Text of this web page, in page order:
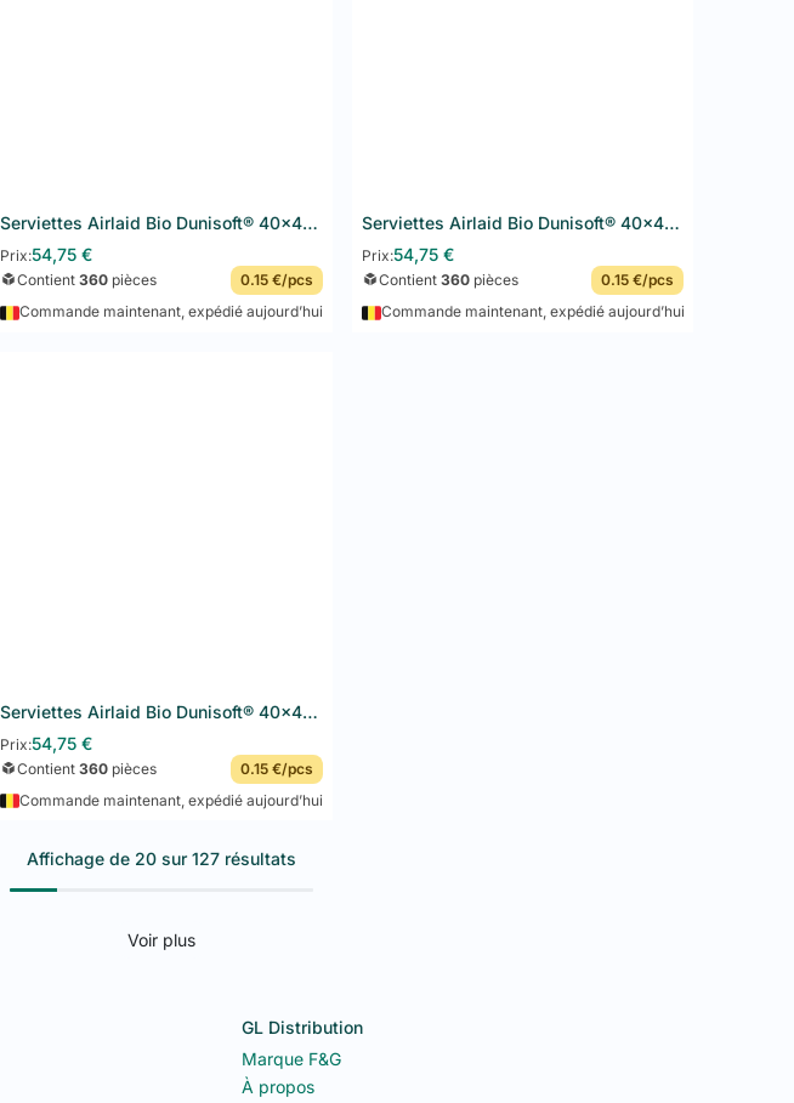
Serviettes Airlaid Bio Dunisoft® 40x40 cm 360PCS Leaf Green
Prix:54,75 €
Contient360 pièces
0.15 €/pcs
Commande maintenant, expédié aujourd’hui
Serviettes Airlaid Bio Dunisoft® 40x40 cm 360PCS Mellow Rose
Prix:54,75€
Contient 360pièces
0.15 €/pcs
Commande maintenant, expédié aujourd’hui
Serviettes Airlaid Bio Dunisoft® 40x40 cm 360PCS Natural Brown
Prix:54,75 €
Contient360 pièces
0.15 €/pcs
Commande maintenant, expédié aujourd’hui
Affichage de 20 sur 127 résultats
Voir plus
GL Distribution
Marque F&G
À propos